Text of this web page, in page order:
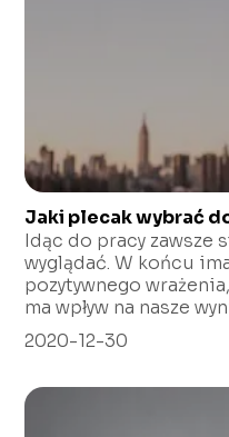
Jaki plecak wybrać
Idąc do pracy zawsze
wyglądać. W końcu
pozytywnego
ma wpływ na nasze
2020-12-30